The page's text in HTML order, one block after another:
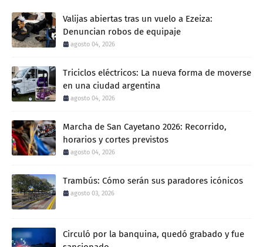
Valijas abiertas tras un vuelo a Ezeiza:
Denuncian robos de equipaje
agosto 04, 2026
Triciclos eléctricos: La nueva forma de moverse
en una ciudad argentina
agosto 04, 2026
Marcha de San Cayetano 2026: Recorrido,
horarios y cortes previstos
agosto 04, 2026
Trambús: Cómo serán sus paradores icónicos
agosto 03, 2026
Circuló por la banquina, quedó grabado y fue